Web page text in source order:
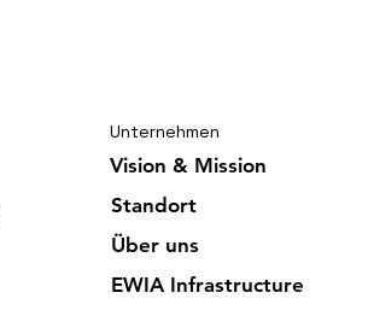
Unternehmen
Vision & Mission
Standort
Über uns
EWIA Infrastructure